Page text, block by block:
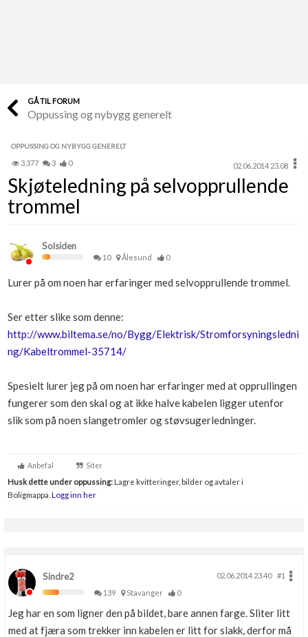
Finn håndverkere
Papirer som mangler
Skaff dokumentasjon som mangler
Se din bolig? Klikk her
Boligmappa+
Få mer ut av Boligmappa
GÅ TIL FORUM
Oppussing og nybygg generelt
OPPUSSING OG NYBYGG GENERELT
3,377 3 0 02.06.2014 23.08
Skjøteledning på selvopprullende
trommel
Solsiden
10 Ålesund 0
Lurer på om noen har erfaringer med selvopprullende trommel.
Ser etter slike som denne:
http://www.biltema.se/no/Bygg/Elektrisk/Stromforsyningsledni
ng/Kabeltrommel-35714/
Spesielt lurer jeg på om noen har erfaringer med at opprullingen
fungerer som den skal og at ikke halve kabelen ligger utenfor
slik som på noen slangetromler og støvsugerledninger.
Anbefal Siter
Husk dette under oppussing:Lagre kvitteringer, bilder og avtaler i
Boligmappa. Logg inn her
Sindre2 02.06.2014 23.40
#1
139
Stavanger 0
Jeg har en som ligner den på bildet, bare annen farge. Sliter litt
med at fjæra som trekker inn kabelen er litt for slakk, derfor må